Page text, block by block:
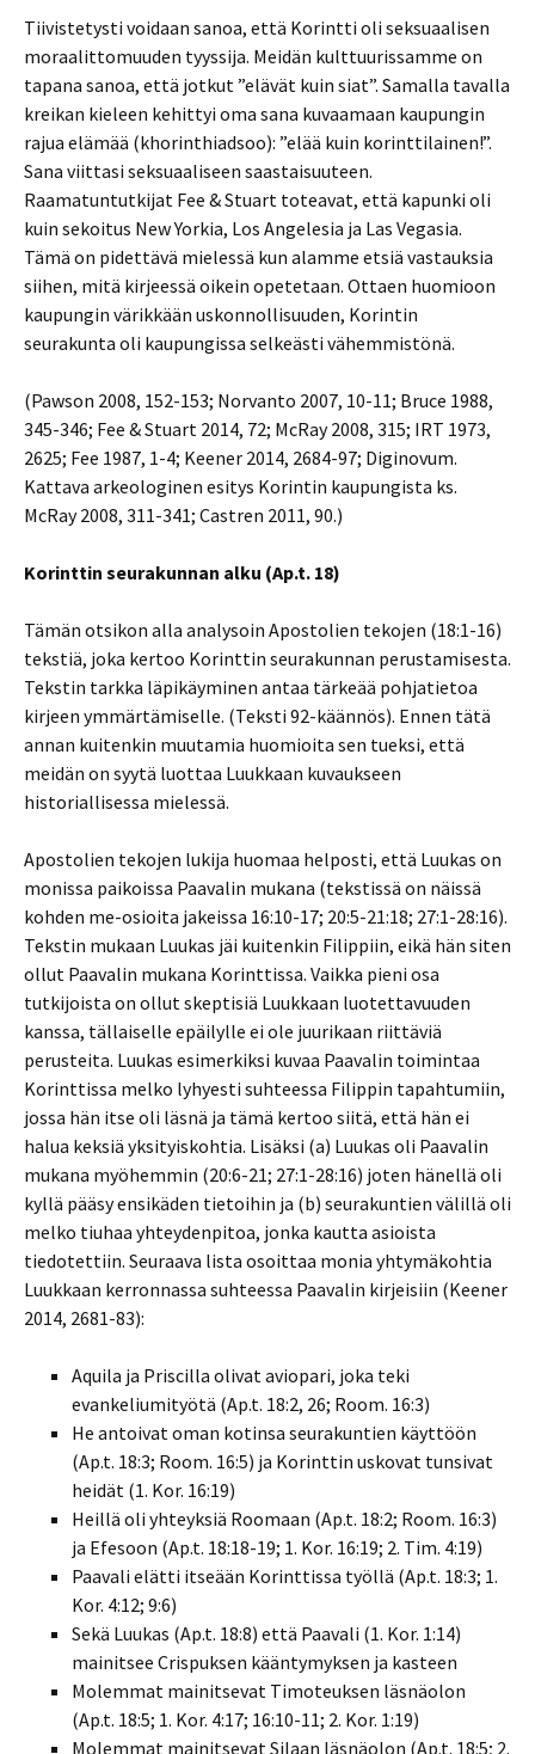
Tiivistetysti voidaan sanoa, että Korintti oli seksuaalisen
moraalittomuuden tyyssija. Meidän kulttuurissamme on
tapana sanoa, että jotkut ”elävät kuin siat”. Samalla tavalla
kreikan kieleen kehittyi oma sana kuvaamaan kaupungin
rajua elämää (khorinthiadsoo): ”elää kuin korinttilainen!”.
Sana viittasi seksuaaliseen saastaisuuteen.
Raamatuntutkijat Fee & Stuart toteavat, että kapunki oli
kuin sekoitus New Yorkia, Los Angelesia ja Las Vegasia.
Tämä on pidettävä mielessä kun alamme etsiä vastauksia
siihen, mitä kirjeessä oikein opetetaan. Ottaen huomioon
kaupungin värikkään uskonnollisuuden, Korintin
seurakunta oli kaupungissa selkeästi vähemmistönä.
(Pawson 2008, 152-153; Norvanto 2007, 10-11; Bruce 1988,
345-346; Fee & Stuart 2014, 72; McRay 2008, 315; IRT 1973,
2625; Fee 1987, 1-4; Keener 2014, 2684-97; Diginovum.
Kattava arkeologinen esitys Korintin kaupungista ks.
McRay 2008, 311-341; Castren 2011, 90.)
Korinttin seurakunnan alku (Ap.t. 18)
Tämän otsikon alla analysoin Apostolien tekojen (18:1-16)
tekstiä, joka kertoo Korinttin seurakunnan perustamisesta.
Tekstin tarkka läpikäyminen antaa tärkeää pohjatietoa
kirjeen ymmärtämiselle. (Teksti 92-käännös). Ennen tätä
annan kuitenkin muutamia huomioita sen tueksi, että
meidän on syytä luottaa Luukkaan kuvaukseen
historiallisessa mielessä.
Apostolien tekojen lukija huomaa helposti, että Luukas on
monissa paikoissa Paavalin mukana (tekstissä on näissä
kohden me-osioita jakeissa 16:10-17; 20:5-21:18; 27:1-28:16).
Tekstin mukaan Luukas jäi kuitenkin Filippiin, eikä hän siten
ollut Paavalin mukana Korinttissa. Vaikka pieni osa
tutkijoista on ollut skeptisiä Luukkaan luotettavuuden
kanssa, tällaiselle epäilylle ei ole juurikaan riittäviä
perusteita. Luukas esimerkiksi kuvaa Paavalin toimintaa
Korinttissa melko lyhyesti suhteessa Filippin tapahtumiin,
jossa hän itse oli läsnä ja tämä kertoo siitä, että hän ei
halua keksiä yksityiskohtia. Lisäksi (a) Luukas oli Paavalin
mukana myöhemmin (20:6-21; 27:1-28:16) joten hänellä oli
kyllä pääsy ensikäden tietoihin ja (b) seurakuntien välillä oli
melko tiuhaa yhteydenpitoa, jonka kautta asioista
tiedotettiin. Seuraava lista osoittaa monia yhtymäkohtia
Luukkaan kerronnassa suhteessa Paavalin kirjeisiin (Keener
2014, 2681-83):
Aquila ja Priscilla olivat aviopari, joka teki
evankeliumityötä (Ap.t. 18:2, 26; Room. 16:3)
He antoivat oman kotinsa seurakuntien käyttöön
(Ap.t. 18:3; Room. 16:5) ja Korinttin uskovat tunsivat
heidät (1. Kor. 16:19)
Heillä oli yhteyksiä Roomaan (Ap.t. 18:2; Room. 16:3)
ja Efesoon (Ap.t. 18:18-19; 1. Kor. 16:19; 2. Tim. 4:19)
Paavali elätti itseään Korinttissa työllä (Ap.t. 18:3; 1.
Kor. 4:12; 9:6)
Sekä Luukas (Ap.t. 18:8) että Paavali (1. Kor. 1:14)
mainitsee Crispuksen kääntymyksen ja kasteen
Molemmat mainitsevat Timoteuksen läsnäolon
(Ap.t. 18:5; 1. Kor. 4:17; 16:10-11; 2. Kor. 1:19)
Molemmat mainitsevat Silaan läsnäolon (Ap.t. 18:5; 2.